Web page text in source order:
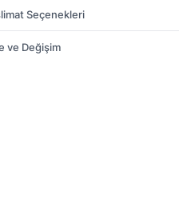
Seçenekleri
ve Değişim